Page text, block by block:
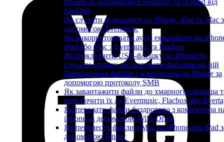
iPhone за допомогою Evermusic та iXpand від
SanDisk
Як слухати аудіокниги на iPhone, iPad та Mac
допомогою Evermusic
Як використовувати аудіо еквалайзер на
iPad або Mac з Evermusic та Flacbox
Як підключити USB-флешку до iPhone та
слухати музику або керувати файлами на ній
Перенесення файлів з комп'ютера на iPhone за
допомогою протоколу SMB
Як завантажити файли до хмарного сховища
підключити їх до Evermusic, Flacbox або
Як передати файли бездротово з комп'ютера
iPhone за допомогою WiFi-Drive
Як перенести файли з Mac на iPhone або iPad
допомогою Finder